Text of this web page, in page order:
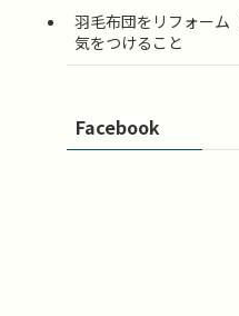
羽毛布団をリフォーム
気をつけること
Facebook